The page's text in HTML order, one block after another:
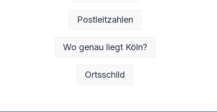
Postleitzahlen
Wo genau liegt Köln?
Ortsschild